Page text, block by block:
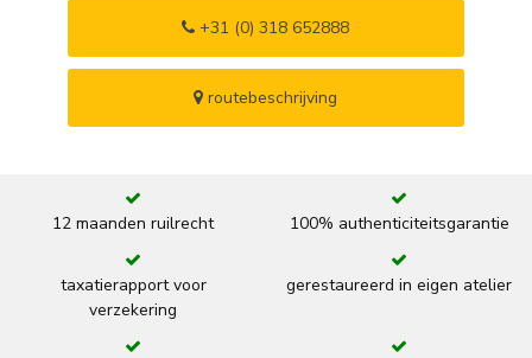
+31 (0) 318 652888
routebeschrijving
12 maanden ruilrecht 100% authenticiteitsgarantie
taxatierapport voor
verzekering
gerestaureerd in eigen atelier